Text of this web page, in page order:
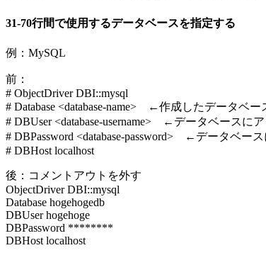
31-70行間で使用するデータベースを指定する
例：MySQL
前：
# ObjectDriver DBI::mysql
# Database <database-name> ←作成したデータベー
# DBUser <database-username> ←データベースに
# DBPassword <database-password> ←データベー
# DBHost localhost
後：コメントアウトを外す
ObjectDriver DBI::mysql
Database hogehogedb
DBUser hogehoge
DBPassword ********
DBHost localhost